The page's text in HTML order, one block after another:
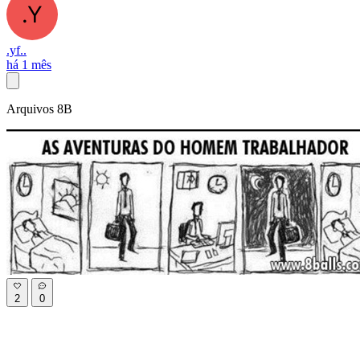
.yf..
há 1 mês
Arquivos 8B
2 0